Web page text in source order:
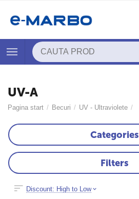
UV-A
Pagina start / Becuri / UV - Ultraviolete /
Categories
Filters
Discount: High to Low